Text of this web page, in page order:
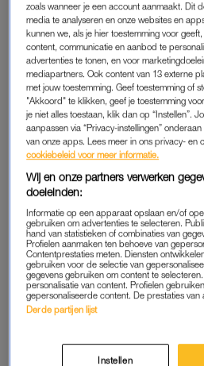
Afgelopen weekend viel er tijdens
haar dochtertje. Ondanks het
een huidtransplantatie nodig om
Instagram stories deelt Dee
succesvol is geweest en haar
Even
VEERKRACHTIG
Voor de transplantatie hebben ze
gebruikt. ‘De dokter kwam na
haar knotje hebben kunnen
zoals wanneer je een account aanmaakt. Dit
media te analyseren en onze websites en
kunnen we, als je hier toestemming voor
content, communicatie en aanbod te
advertenties te tonen, en voor
mediapartners. Ook content van 13 externe
met jouw toestemming. Geef toestemming of
"Akkoord" te klikken, geef je toestemming
je niet alles toestaan, klik dan op “Instellen”.
aanpassen via “Privacy-instellingen”
van onze apps. Lees meer in ons privacy- en
cookiebeleid voor meer informatie.
Wij en onze partners verwerken
doeleinden:
Informatie op een apparaat opslaan en/of
gebruiken om advertenties te selecteren.
hand van statistieken of combinaties van
Profielen aanmaken ten behoeve van
Contentprestaties meten. Diensten
gebruiken voor de selectie van
gegevens gebruiken om content te
personalisatie van content. Profielen
gepersonaliseerde content. De prestaties van
Derde partijen lijst
Instellen